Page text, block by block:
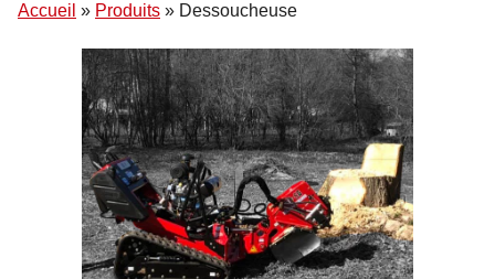
Accueil » Produits » Dessoucheuse